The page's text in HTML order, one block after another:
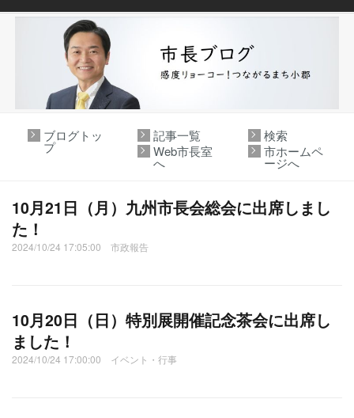
ブログトッ
プ
記事一覧
検索
Web市長室
へ
市ホームペ
ージへ
10月21日（月）九州市長会総会に出席しまし
た！
2024/10/24 17:05:00 市政報告
10月20日（日）特別展開催記念茶会に出席し
ました！
2024/10/24 17:00:00 イベント・行事